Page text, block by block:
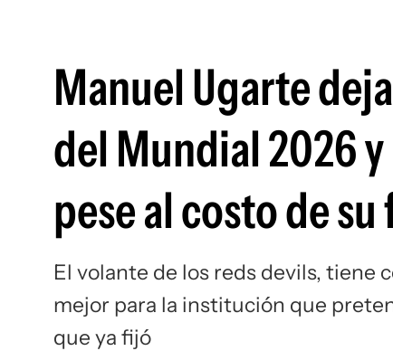
Manuel Ugarte
del Mundial 2026
pese al costo de su
El volante de los reds devils, tiene
mejor para la institución que
que ya fijó